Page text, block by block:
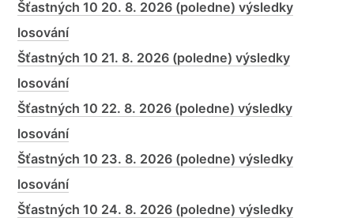
Šťastných 10 20. 8. 2026 (poledne) výsledky
losování
Šťastných 10 21. 8. 2026 (poledne) výsledky
losování
Šťastných 10 22. 8. 2026 (poledne) výsledky
losování
Šťastných 10 23. 8. 2026 (poledne) výsledky
losování
Šťastných 10 24. 8. 2026 (poledne) výsledky